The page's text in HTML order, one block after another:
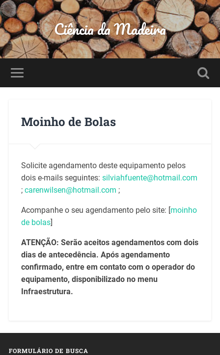
Ciência da Madeira
Moinho de Bolas
Solicite agendamento deste equipamento pelos
dois e-mails seguintes: silviahfuente@hotmail.com
; carenwilsen@hotmail.com ;
Acompanhe o seu agendamento pelo site: [moinho
de bolas]
ATENÇÃO: Serão aceitos agendamentos com dois
dias de antecedência. Após agendamento
confirmado, entre em contato com o operador do
equipamento, disponibilizado no menu
Infraestrutura.
FORMULÁRIO DE BUSCA